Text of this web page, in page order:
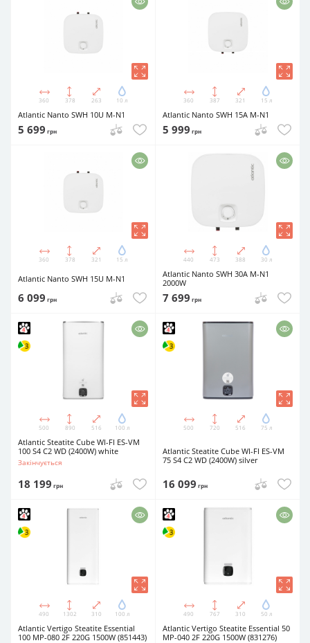
360 378 263 10 л
Atlantic Nanto SWH 10U M-N1
5 699 грн
360 387 321 15 л
Atlantic Nanto SWH 15A M-N1
5 999 грн
360 378 321 15 л
Atlantic Nanto SWH 15U M-N1
6 099 грн
440 473 388 30 л
Atlantic Nanto SWH 30A M-N1
2000W
7 699 грн
500 890 516 100 л
Atlantic Steatite Cube WI-FI ES-VM
100 S4 C2 WD (2400W) white
Закінчується
18 199 грн
500 720 516 75 л
Atlantic Steatite Cube WI-FI ES-VM
75 S4 C2 WD (2400W) silver
16 099 грн
490 1302 310 100 л
Atlantic Vertigo Steatite Essential
100 MP-080 2F 220G 1500W (851443)
490 767 310 50 л
Atlantic Vertigo Steatite Essential 50
MP-040 2F 220G 1500W (831276)